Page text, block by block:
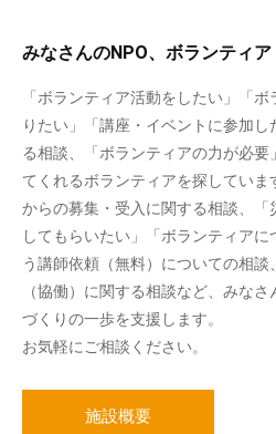
みなさんのNPO、ボランティ
「ボランティア活動をしたい」「
りたい」「講座・イベントに参加
る相談、「ボランティアの力が必
てくれるボランティアを探してい
からの募集・受入に関する相談、
してもらいたい」「ボランティア
う講師依頼（無料）についての相
（協働）に関する相談など、みな
づくりの一歩を支援します。
お気軽にご相談ください。
施設概要